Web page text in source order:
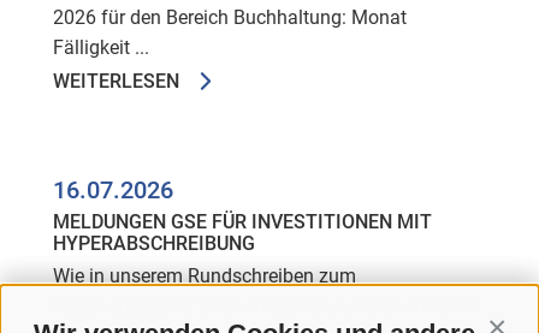
2026 für den Bereich Buchhaltung: Monat
Fälligkeit ...
WEITERLESEN
16.07.2026
MELDUNGEN GSE FÜR INVESTITIONEN MIT
HYPERABSCHREIBUNG
Wie in unserem Rundschreiben zum